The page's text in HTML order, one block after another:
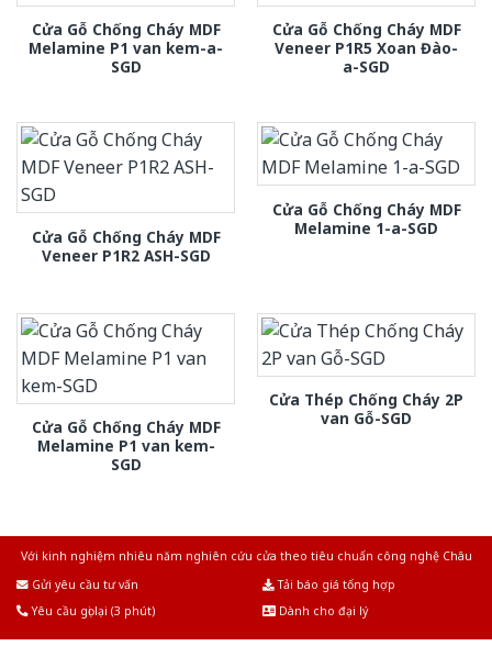
Cửa Gỗ Chống Cháy MDF
Melamine P1 van kem-a-
SGD
Cửa Gỗ Chống Cháy MDF
Veneer P1R5 Xoan Đào-
a-SGD
Cửa Gỗ Chống Cháy MDF
Veneer P1R2 ASH-SGD
Cửa Gỗ Chống Cháy MDF
Melamine 1-a-SGD
Cửa Gỗ Chống Cháy MDF
Melamine P1 van kem-
SGD
Cửa Thép Chống Cháy 2P
van Gỗ-SGD
Với kinh nghiệm nhiêu năm nghiên cứu cửa theo tiêu chuẩn công nghệ Châu
Gửi yêu cầu tư vấn
Tải báo giá tổng hợp
Yêu cầu gọi lại (3 phút)
Dành cho đại lý